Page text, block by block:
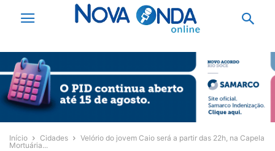
Início Cidades
Velório do jovem Caio será a partir das 22h, na Capela
Mortuária...